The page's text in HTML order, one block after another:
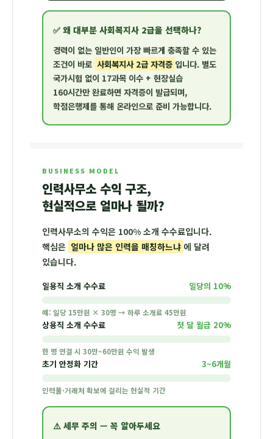
✅ 왜 대부분 사회복지사 2급을 선택하나?
경력이 없는 일반인이 가장 빠르게 충족할 수 있는
조건이 바로 사회복지사 2급 자격증 입니다. 별도
국가시험 없이 17과목 이수 + 현장실습
160시간만 완료하면 자격증이 발급되며,
학점은행제를 통해 온라인으로 준비 가능합니다.
BUSINESS MODEL
인력사무소 수익 구조,
현실적으로 얼마나 될까?
인력사무소의 수익은 100% 소개 수수료입니다.
핵심은 얼마나 많은 인력을 매칭하느냐 에 달려
있습니다.
일용직 소개 수수료 일당의 10%
예: 일당 15만원 × 30명 → 하루 소개료 45만원
상용직 소개 수수료 첫 달 월급 20%
한 명 연결 시 30만~60만원 수익 발생
초기 안정화 기간 3~6개월
인력풀·거래처 확보에 걸리는 현실적 기간
⚠️ 세무 주의 — 꼭 알아두세요